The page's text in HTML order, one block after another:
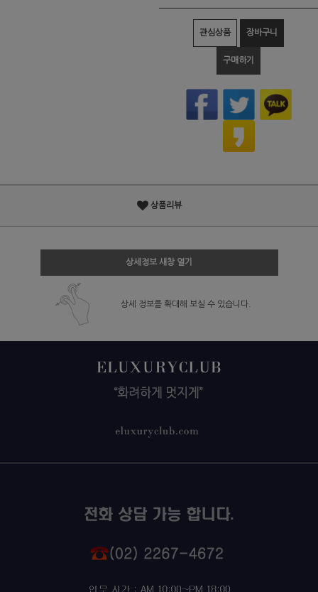
관심상품 장바구니
구매하기
상품리뷰
상세정보 새창 열기
상세 정보를 확대해 보실 수 있습니다.